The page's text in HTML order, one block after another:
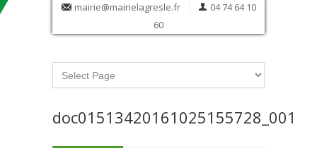
mairie@mairielagresle.fr
04 74 64 10
60
doc01513420161025155728_001